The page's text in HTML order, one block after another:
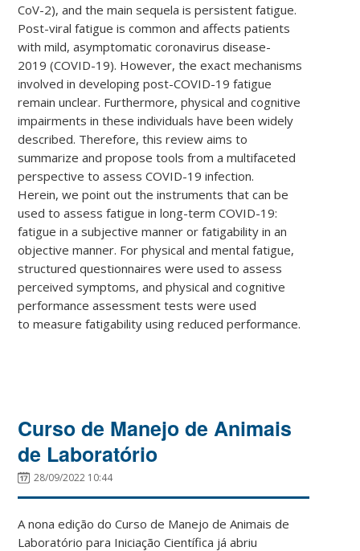
CoV-2), and the main sequela is persistent fatigue.
Post-viral fatigue is common and affects patients
with mild, asymptomatic coronavirus disease-
2019 (COVID-19). However, the exact mechanisms
involved in developing post-COVID-19 fatigue
remain unclear. Furthermore, physical and cognitive
impairments in these individuals have been widely
described. Therefore, this review aims to
summarize and propose tools from a multifaceted
perspective to assess COVID-19 infection.
Herein, we point out the instruments that can be
used to assess fatigue in long-term COVID-19:
fatigue in a subjective manner or fatigability in an
objective manner. For physical and mental fatigue,
structured questionnaires were used to assess
perceived symptoms, and physical and cognitive
performance assessment tests were used
to measure fatigability using reduced performance.
Curso de Manejo de Animais
de Laboratório
28/09/2022 10:44
A nona edição do Curso de Manejo de Animais de
Laboratório para Iniciação Científica já abriu